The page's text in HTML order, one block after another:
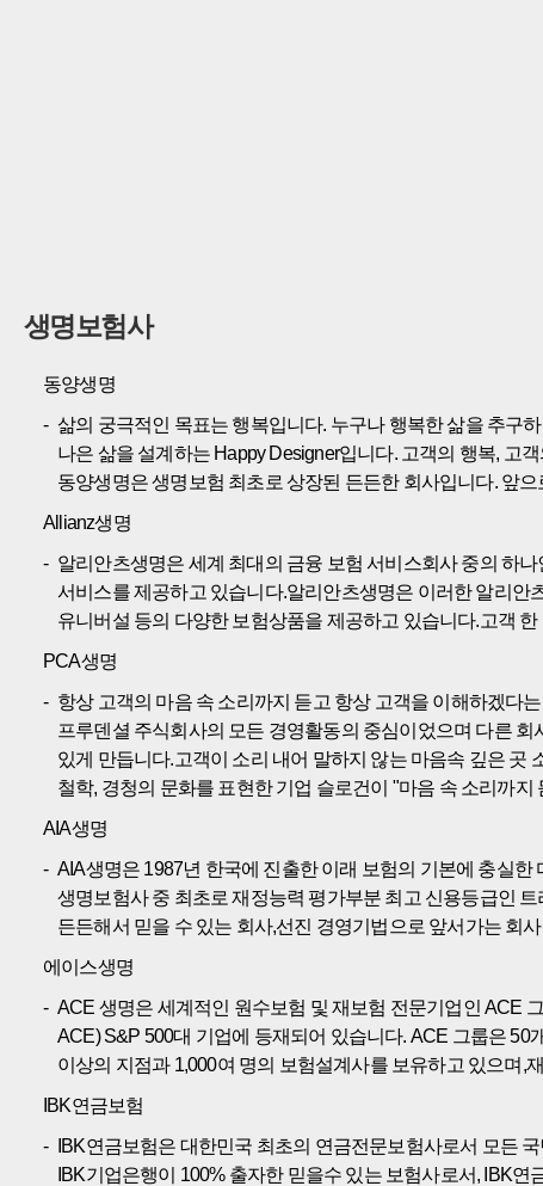
생명보험사
동양생명
삶의 궁극적인 목표는 행복입니다. 누구나 행복한 삶을 추구
나은 삶을 설계하는 Happy Designer입니다. 고객의 행복, 고
동양생명은 생명보험 최초로 상장된 든든한 회사입니다. 앞
Allianz생명
알리안츠생명은 세계 최대의 금융 보험 서비스회사 중의 하
서비스를 제공하고 있습니다.알리안츠생명은 이러한 알리안
유니버설 등의 다양한 보험상품을 제공하고 있습니다.고객
PCA생명
항상 고객의 마음 속 소리까지 듣고 항상 고객을 이해하겠다
프루덴셜 주식회사의 모든 경영활동의 중심이었으며 다른
있게 만듭니다.고객이 소리 내어 말하지 않는 마음속 깊은 곳
철학, 경청의 문화를 표현한 기업 슬로건이 "마음 속 소리까지
AIA생명
AIA생명은 1987년 한국에 진출한 이래 보험의 기본에 충실
생명보험사 중 최초로 재정능력 평가부분 최고 신용등급인
든든해서 믿을 수 있는 회사,선진 경영기법으로 앞서가는 회
에이스생명
ACE 생명은 세계적인 원수보험 및 재보험 전문기업인 ACE
ACE) S&P 500대 기업에 등재되어 있습니다. ACE 그룹은
이상의 지점과 1,000여 명의 보험설계사를 보유하고 있으며,
IBK연금보험
IBK연금보험은 대한민국 최초의 연금전문보험사로서 모든
IBK기업은행이 100% 출자한 믿을수 있는 보험사로서, IBK